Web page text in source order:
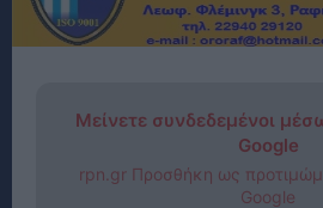
Μείνετε συνδεδεμένοι
Google
rpn.gr Προσθήκη ως
Google